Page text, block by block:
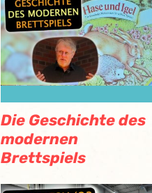
Die Geschichte des
modernen
Brettspiels